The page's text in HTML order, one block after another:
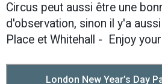
Circus peut aussi être une
d'observation, sinon il y'a
Place et Whitehall - Enjoy